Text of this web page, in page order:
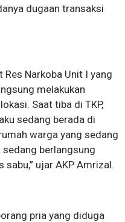
dugaan transaksi
Narkoba Unit I yang
melakukan
Saat tiba di TKP,
sedang berada di
warga yang sedang
berlangsung
ujar AKP Amrizal.
pria yang diduga